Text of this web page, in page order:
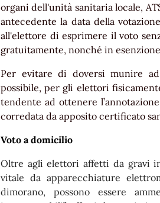
organi dell'unità sanitaria locale,
antecedente la data della votazione
all'elettore di esprimere il voto
gratuitamente, nonché in
Per evitare di doversi munire
possibile, per gli elettori
tendente ad ottenere
corredata da apposito certificato
Voto a domicilio
Oltre agli elettori affetti da gravi
vitale da apparecchiature
dimorano, possono essere